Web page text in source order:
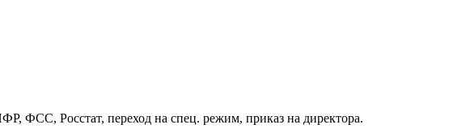
Росстат, переход на спец. режим, приказ на директора.